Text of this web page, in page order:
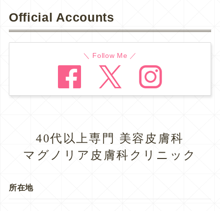
Official Accounts
＼ Follow Me ／
40代以上専門 美容皮膚科
マグノリア皮膚科クリニック
所在地